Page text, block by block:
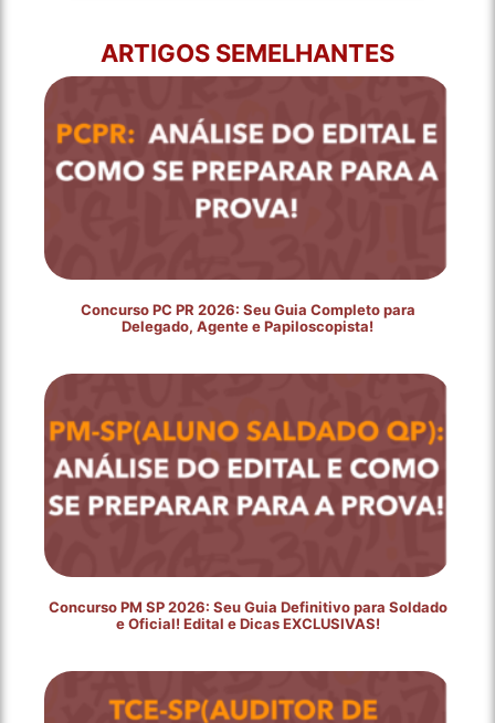
ARTIGOS SEMELHANTES
Concurso PC PR 2026: Seu Guia Completo para
Delegado, Agente e Papiloscopista!
Concurso PM SP 2026: Seu Guia Definitivo para Soldado
e Oficial! Edital e Dicas EXCLUSIVAS!